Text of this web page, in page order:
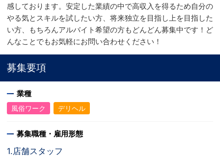
感しております。安定した業績の中で高収入を得るため自分の
やる気とスキルを試したい方、将来独立を目指し上を目指した
い方、もちろんアルバイト希望の方もどんどん募集中です！ど
んなことでもお気軽にお問い合わせください！
募集要項
業種
風俗ワーク デリヘル
募集職種・雇用形態
1.店舗スタッフ